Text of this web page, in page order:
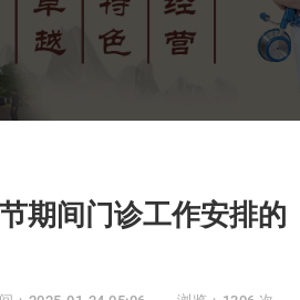
期间门诊工作安排的